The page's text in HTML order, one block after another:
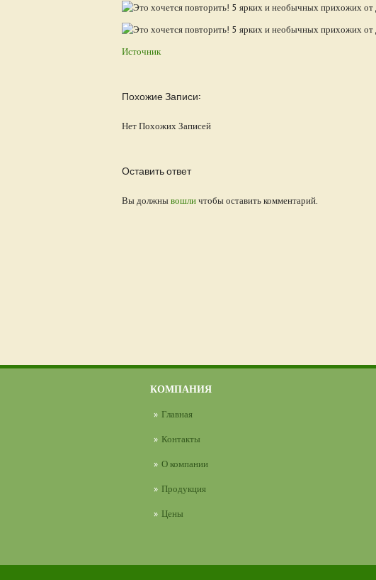
Источник
Похожие Записи:
Нет Похожих Записей
Оставить ответ
Вы должнывошличтобы оставить комментарий.
КОМПАНИЯ
Главная
Контакты
О компании
Продукция
Цены